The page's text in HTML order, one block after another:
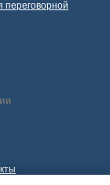
переговорной